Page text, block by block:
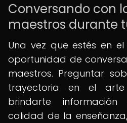
Conversando con
maestros durante
Una vez que estés en
oportunidad de
maestros. Preguntar
trayectoria en el
brindarte
calidad de la